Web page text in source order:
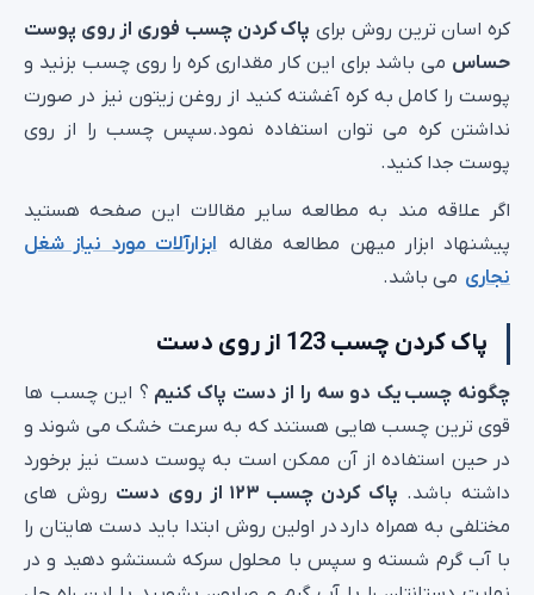
کره اسان ترین روش برای پاک کردن چسب فوری از روی پوست
حساس می باشد برای این کار مقداری کره را روی چسب بزنید و
پوست را کامل به کره آغشته کنید از روغن زیتون نیز در صورت
نداشتن کره می توان استفاده نمود.سپس چسب را از روی
پوست جدا کنید.
اگر علاقه مند به مطالعه سایر مقالات این صفحه هستید
پیشنهاد ابزار میهن مطالعه مقاله ابزارآلات مورد نیاز شغل
نجاری می باشد.
پاک کردن چسب 123 از روی دست
چگونه چسب یک دو سه را از دست پاک کنیم ؟ این چسب ها
قوی ترین چسب هایی هستند که به سرعت خشک می شوند و
در حین استفاده از آن ممکن است به پوست دست نیز برخورد
داشته باشد. پاک کردن چسب ۱۲۳ از روی دست روش های
مختلفی به همراه دارد در اولین روش ابتدا باید دست هایتان را
با آب گرم شسته و سپس با محلول سرکه شستشو دهید و در